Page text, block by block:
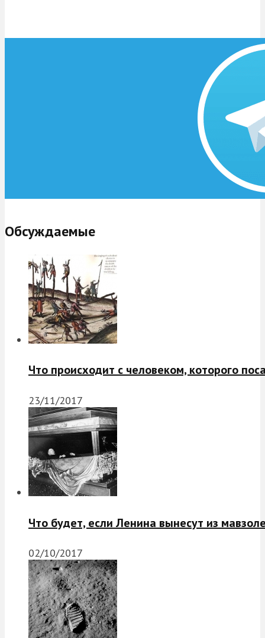
Обсуждаемые
Что происходит с человеком, которого
23/11/2017
Что будет, если Ленина вынесут из
02/10/2017